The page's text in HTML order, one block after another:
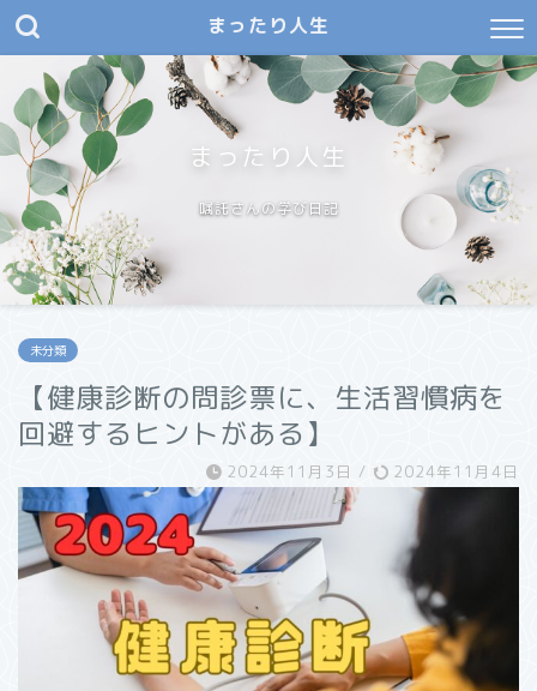
まったり人生
まったり人生
嘱託さんの学び日記
未分類
【健康診断の問診票に、生活習慣病を
回避するヒントがある】
2024年11月3日 / 2024年11月4日